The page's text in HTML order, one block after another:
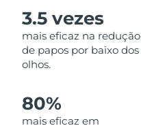
3.5 vezes
mais eficaz na redução
de papos por baixo dos
olhos.
80%
mais eficaz em
México
Mônaco
Países Baixos
Nova Zelândia